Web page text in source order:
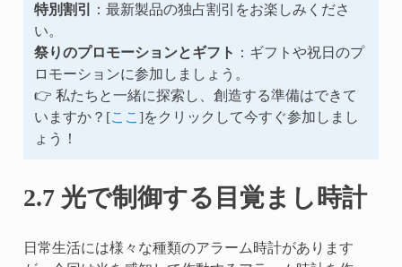
特別割引
：最新製品の独占割引をお楽しみくださ
い。
祭りのプロモーションとギフト
：ギフトや祝日のプ
ロモーションに参加しましょう。
👉 私たちと一緒に探索し、創造する準備はできて
いますか？[ここ ]をクリックして今すぐ参加しまし
ょう！
2.7 光で制御する目覚まし時計
日常生活には様々な種類のアラーム時計があります